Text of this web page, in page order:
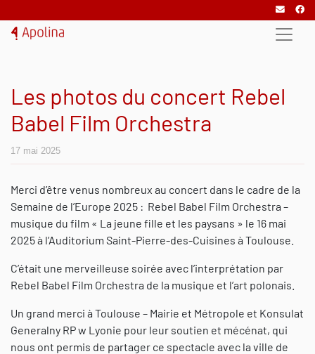
Les photos du concert Rebel
Babel Film Orchestra
17 mai 2025
Merci d’être venus nombreux au concert dans le cadre de la
Semaine de l’Europe 2025 : Rebel Babel Film Orchestra –
musique du film « La jeune fille et les paysans » le 16 mai
2025 à l’Auditorium Saint-Pierre-des-Cuisines à Toulouse.
C’était une merveilleuse soirée avec l’interprétation par
Rebel Babel Film Orchestra de la musique et l’art polonais.
Un grand merci à Toulouse – Mairie et Métropole et Konsulat
Generalny RP w Lyonie pour leur soutien et mécénat, qui
nous ont permis de partager ce spectacle avec la ville de